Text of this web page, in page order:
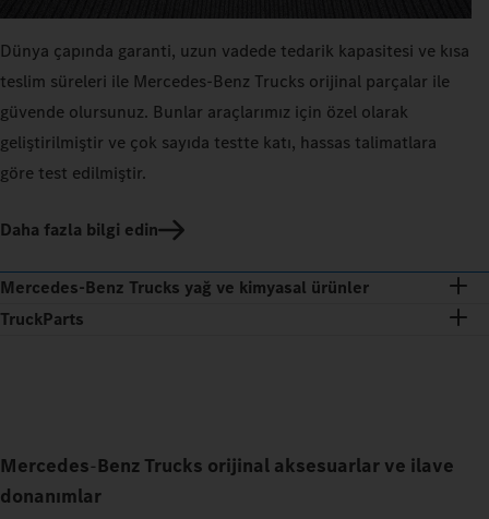
Dünya çapında garanti, uzun vadede tedarik kapasitesi ve kısa
teslim süreleri ile Mercedes‑Benz Trucks orijinal parçalar ile
güvende olursunuz. Bunlar araçlarımız için özel olarak
geliştirilmiştir ve çok sayıda testte katı, hassas talimatlara
göre test edilmiştir.
Daha fazla bilgi edin
Mercedes‑Benz Trucks yağ ve kimyasal ürünler
TruckParts
Mercedes‑Benz Trucks orijinal aksesuarlar ve ilave
donanımlar